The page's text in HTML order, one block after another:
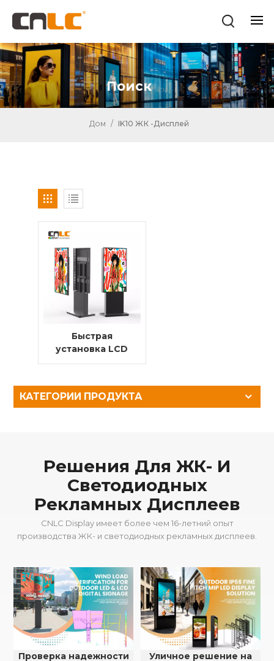
Поиск
Дом / IK10 ЖК -дисплей
Быстрая
установка LCD
Тотем на
воздухе для
проектов Smart
КАТЕГОРИИ ПРОДУКТА
Решения Для ЖК- И
Светодиодных
Рекламных Дисплеев
CNLC Display имеет более чем 16-летний опыт
производства ЖК- и светодиодных рекламных дисплеев.
Проверка надежности
Уличное решение на